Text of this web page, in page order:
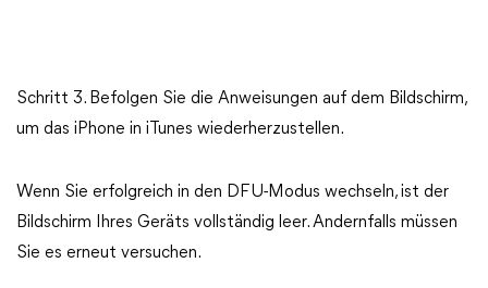
Schritt 3. Befolgen Sie die Anweisungen auf dem Bildschirm,
um das iPhone in iTunes wiederherzustellen.
Wenn Sie erfolgreich in den DFU-Modus wechseln, ist der
Bildschirm Ihres Geräts vollständig leer. Andernfalls müssen
Sie es erneut versuchen.